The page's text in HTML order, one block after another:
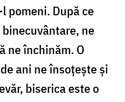
pomeni. După ce
ne
ne închinăm. O
ani ne însoțește și
biserica este o